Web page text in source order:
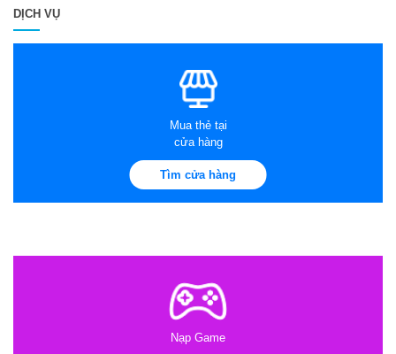
DỊCH VỤ
Mua thẻ tại
cửa hàng
Tìm cửa hàng
Nạp Game